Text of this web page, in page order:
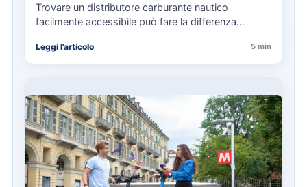
Trovare un distributore carburante nautico
facilmente accessibile può fare la differenza
soprattutto…
Leggi l'articolo 5 min